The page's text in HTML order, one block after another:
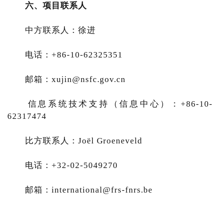
六、项目联系人
中方联系人：徐进
电话：+86-10-62325351
邮箱：xujin@nsfc.gov.cn
信息系统技术支持（信息中心）：+86-10-
62317474
比方联系人：Joël Groeneveld
电话：+32-02-5049270
邮箱：international@frs-fnrs.be